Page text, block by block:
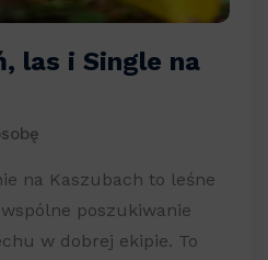
las i Single na
na Kaszubach to leśne
poszukiwanie
w dobrej ekipie. To